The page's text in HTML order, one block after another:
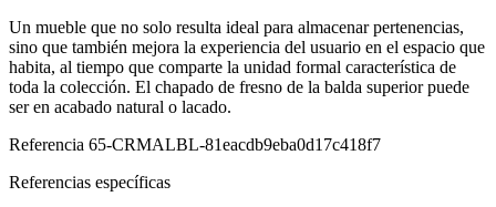
Un mueble que no solo resulta ideal para almacenar pertenencias,
sino que también mejora la experiencia del usuario en el espacio que
habita, al tiempo que comparte la unidad formal característica de
toda la colección. El chapado de fresno de la balda superior puede
ser en acabado natural o lacado.
Referencia 65-CRMALBL-81eacdb9eba0d17c418f7
Referencias específicas